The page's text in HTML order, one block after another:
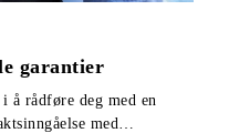
garantier
rådføre deg med en
med